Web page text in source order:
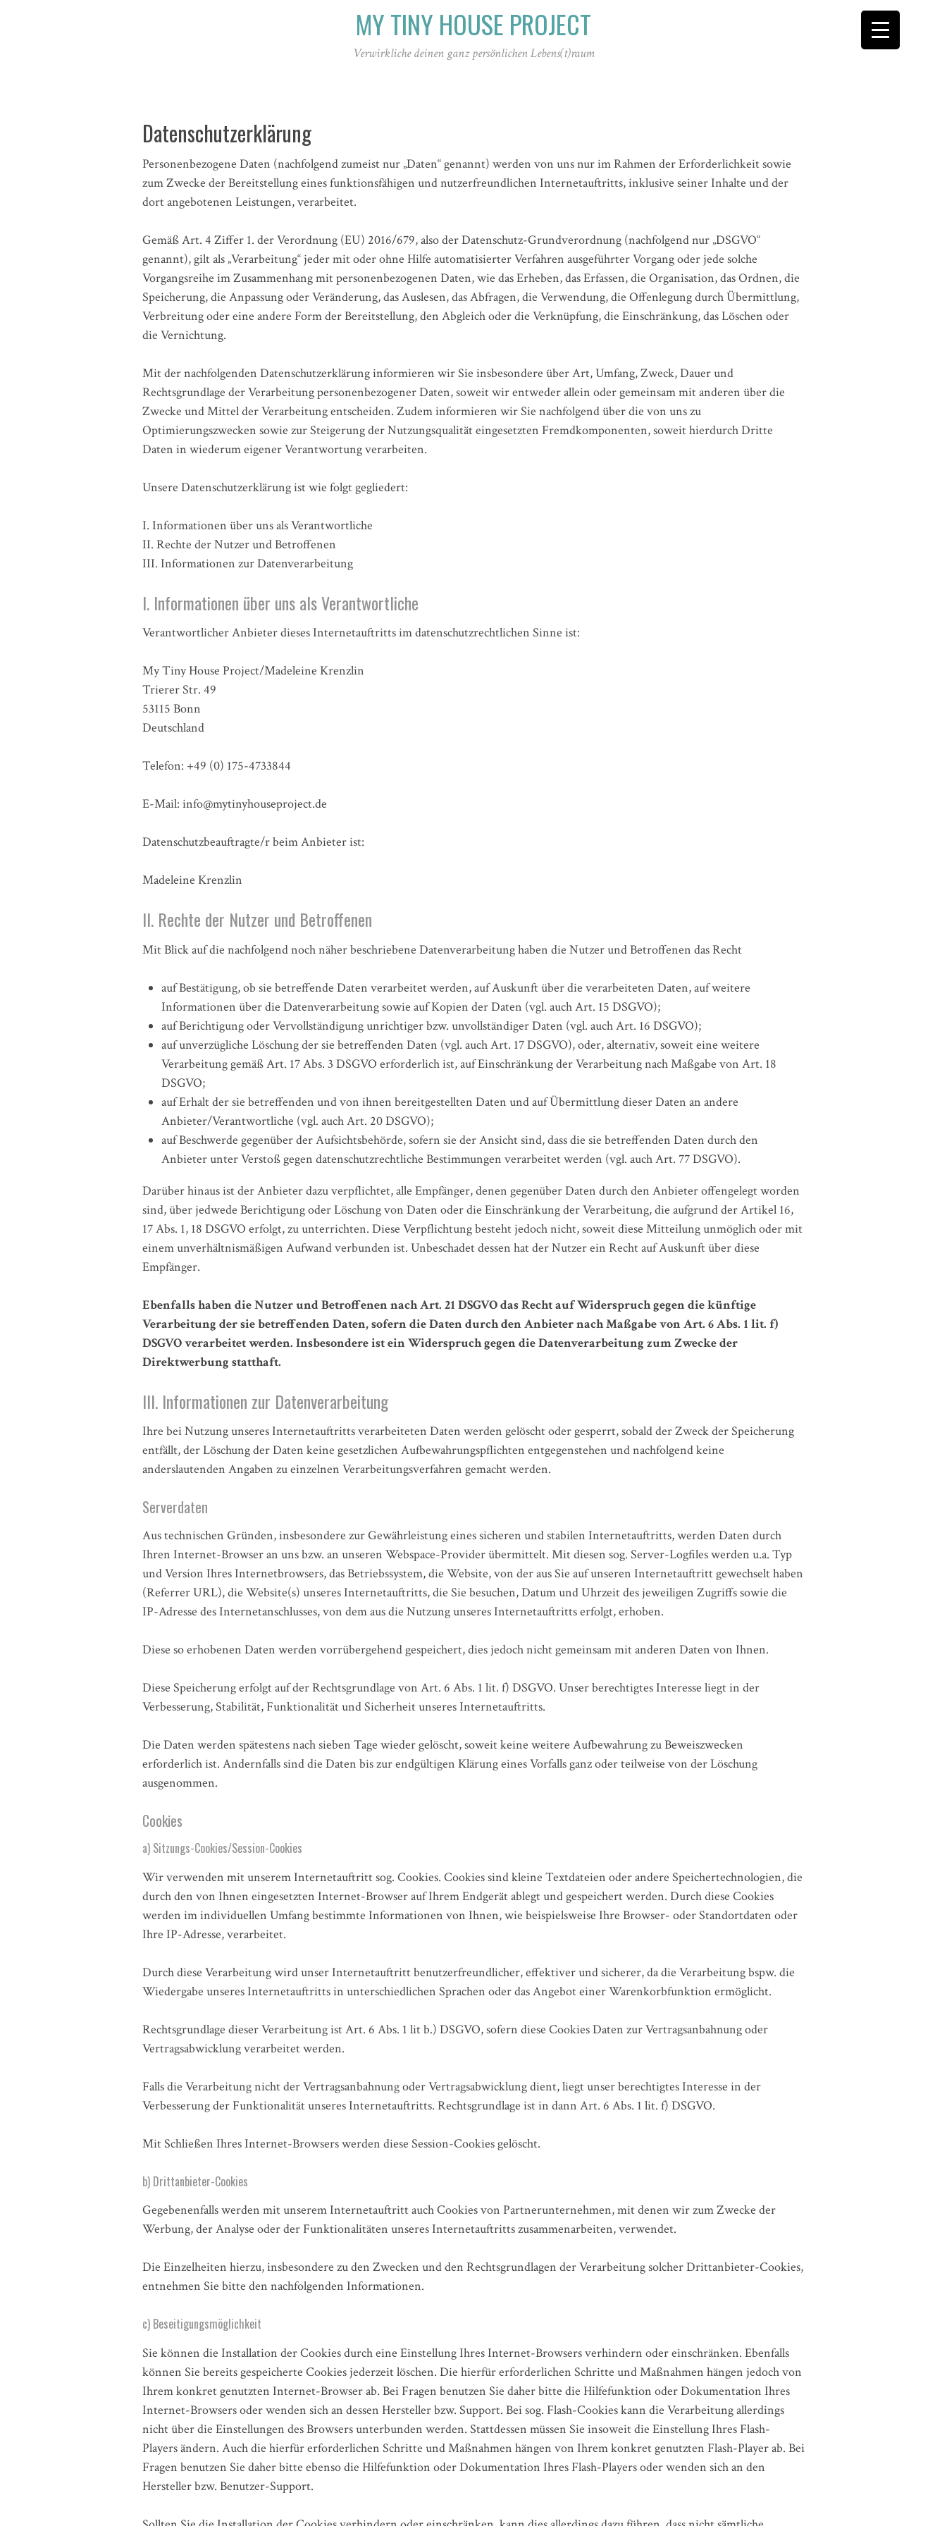
MY TINY HOUSE PROJECT
Verwirkliche deinen ganz persönlichen Lebens(t)raum
Datenschutzerklärung
Personenbezogene Daten (nachfolgend zumeist nur „Daten“ genannt) werden von uns nur im Rahmen der Erforderlichkeit sowie
zum Zwecke der Bereitstellung eines funktionsfähigen und nutzerfreundlichen Internetauftritts, inklusive seiner Inhalte und der
dort angebotenen Leistungen, verarbeitet.
Gemäß Art. 4 Ziffer 1. der Verordnung (EU) 2016/679, also der Datenschutz-Grundverordnung (nachfolgend nur „DSGVO“
genannt), gilt als „Verarbeitung“ jeder mit oder ohne Hilfe automatisierter Verfahren ausgeführter Vorgang oder jede solche
Vorgangsreihe im Zusammenhang mit personenbezogenen Daten, wie das Erheben, das Erfassen, die Organisation, das Ordnen, die
Speicherung, die Anpassung oder Veränderung, das Auslesen, das Abfragen, die Verwendung, die Offenlegung durch Übermittlung,
Verbreitung oder eine andere Form der Bereitstellung, den Abgleich oder die Verknüpfung, die Einschränkung, das Löschen oder
die Vernichtung.
Mit der nachfolgenden Datenschutzerklärung informieren wir Sie insbesondere über Art, Umfang, Zweck, Dauer und
Rechtsgrundlage der Verarbeitung personenbezogener Daten, soweit wir entweder allein oder gemeinsam mit anderen über die
Zwecke und Mittel der Verarbeitung entscheiden. Zudem informieren wir Sie nachfolgend über die von uns zu
Optimierungszwecken sowie zur Steigerung der Nutzungsqualität eingesetzten Fremdkomponenten, soweit hierdurch Dritte
Daten in wiederum eigener Verantwortung verarbeiten.
Unsere Datenschutzerklärung ist wie folgt gegliedert:
I. Informationen über uns als Verantwortliche
II. Rechte der Nutzer und Betroffenen
III. Informationen zur Datenverarbeitung
I. Informationen über uns als Verantwortliche
Verantwortlicher Anbieter dieses Internetauftritts im datenschutzrechtlichen Sinne ist:
My Tiny House Project/Madeleine Krenzlin
Trierer Str. 49
53115 Bonn
Deutschland
Telefon: +49 (0) 175-4733844
E-Mail: info@mytinyhouseproject.de
Datenschutzbeauftragte/r beim Anbieter ist:
Madeleine Krenzlin
II. Rechte der Nutzer und Betroffenen
Mit Blick auf die nachfolgend noch näher beschriebene Datenverarbeitung haben die Nutzer und Betroffenen das Recht
auf Bestätigung, ob sie betreffende Daten verarbeitet werden, auf Auskunft über die verarbeiteten Daten, auf weitere
Informationen über die Datenverarbeitung sowie auf Kopien der Daten (vgl. auch Art. 15 DSGVO);
auf Berichtigung oder Vervollständigung unrichtiger bzw. unvollständiger Daten (vgl. auch Art. 16 DSGVO);
auf unverzügliche Löschung der sie betreffenden Daten (vgl. auch Art. 17 DSGVO), oder, alternativ, soweit eine weitere
Verarbeitung gemäß Art. 17 Abs. 3 DSGVO erforderlich ist, auf Einschränkung der Verarbeitung nach Maßgabe von Art. 18
DSGVO;
auf Erhalt der sie betreffenden und von ihnen bereitgestellten Daten und auf Übermittlung dieser Daten an andere
Anbieter/Verantwortliche (vgl. auch Art. 20 DSGVO);
auf Beschwerde gegenüber der Aufsichtsbehörde, sofern sie der Ansicht sind, dass die sie betreffenden Daten durch den
Anbieter unter Verstoß gegen datenschutzrechtliche Bestimmungen verarbeitet werden (vgl. auch Art. 77 DSGVO).
Darüber hinaus ist der Anbieter dazu verpflichtet, alle Empfänger, denen gegenüber Daten durch den Anbieter offengelegt worden
sind, über jedwede Berichtigung oder Löschung von Daten oder die Einschränkung der Verarbeitung, die aufgrund der Artikel 16,
17 Abs. 1, 18 DSGVO erfolgt, zu unterrichten. Diese Verpflichtung besteht jedoch nicht, soweit diese Mitteilung unmöglich oder mit
einem unverhältnismäßigen Aufwand verbunden ist. Unbeschadet dessen hat der Nutzer ein Recht auf Auskunft über diese
Empfänger.
Ebenfalls haben die Nutzer und Betroffenen nach Art. 21 DSGVO das Recht auf Widerspruch gegen die künftige
Verarbeitung der sie betreffenden Daten, sofern die Daten durch den Anbieter nach Maßgabe von Art. 6 Abs. 1 lit. f)
DSGVO verarbeitet werden. Insbesondere ist ein Widerspruch gegen die Datenverarbeitung zum Zwecke der
Direktwerbung statthaft.
III. Informationen zur Datenverarbeitung
Ihre bei Nutzung unseres Internetauftritts verarbeiteten Daten werden gelöscht oder gesperrt, sobald der Zweck der Speicherung
entfällt, der Löschung der Daten keine gesetzlichen Aufbewahrungspflichten entgegenstehen und nachfolgend keine
anderslautenden Angaben zu einzelnen Verarbeitungsverfahren gemacht werden.
Serverdaten
Aus technischen Gründen, insbesondere zur Gewährleistung eines sicheren und stabilen Internetauftritts, werden Daten durch
Ihren Internet-Browser an uns bzw. an unseren Webspace-Provider übermittelt. Mit diesen sog. Server-Logfiles werden u.a. Typ
und Version Ihres Internetbrowsers, das Betriebssystem, die Website, von der aus Sie auf unseren Internetauftritt gewechselt haben
(Referrer URL), die Website(s) unseres Internetauftritts, die Sie besuchen, Datum und Uhrzeit des jeweiligen Zugriffs sowie die
IP-Adresse des Internetanschlusses, von dem aus die Nutzung unseres Internetauftritts erfolgt, erhoben.
Diese so erhobenen Daten werden vorrübergehend gespeichert, dies jedoch nicht gemeinsam mit anderen Daten von Ihnen.
Diese Speicherung erfolgt auf der Rechtsgrundlage von Art. 6 Abs. 1 lit. f) DSGVO. Unser berechtigtes Interesse liegt in der
Verbesserung, Stabilität, Funktionalität und Sicherheit unseres Internetauftritts.
Die Daten werden spätestens nach sieben Tage wieder gelöscht, soweit keine weitere Aufbewahrung zu Beweiszwecken
erforderlich ist. Andernfalls sind die Daten bis zur endgültigen Klärung eines Vorfalls ganz oder teilweise von der Löschung
ausgenommen.
Cookies
a) Sitzungs-Cookies/Session-Cookies
Wir verwenden mit unserem Internetauftritt sog. Cookies. Cookies sind kleine Textdateien oder andere Speichertechnologien, die
durch den von Ihnen eingesetzten Internet-Browser auf Ihrem Endgerät ablegt und gespeichert werden. Durch diese Cookies
werden im individuellen Umfang bestimmte Informationen von Ihnen, wie beispielsweise Ihre Browser- oder Standortdaten oder
Ihre IP-Adresse, verarbeitet.
Durch diese Verarbeitung wird unser Internetauftritt benutzerfreundlicher, effektiver und sicherer, da die Verarbeitung bspw. die
Wiedergabe unseres Internetauftritts in unterschiedlichen Sprachen oder das Angebot einer Warenkorbfunktion ermöglicht.
Rechtsgrundlage dieser Verarbeitung ist Art. 6 Abs. 1 lit b.) DSGVO, sofern diese Cookies Daten zur Vertragsanbahnung oder
Vertragsabwicklung verarbeitet werden.
Falls die Verarbeitung nicht der Vertragsanbahnung oder Vertragsabwicklung dient, liegt unser berechtigtes Interesse in der
Verbesserung der Funktionalität unseres Internetauftritts. Rechtsgrundlage ist in dann Art. 6 Abs. 1 lit. f) DSGVO.
Mit Schließen Ihres Internet-Browsers werden diese Session-Cookies gelöscht.
b) Drittanbieter-Cookies
Gegebenenfalls werden mit unserem Internetauftritt auch Cookies von Partnerunternehmen, mit denen wir zum Zwecke der
Werbung, der Analyse oder der Funktionalitäten unseres Internetauftritts zusammenarbeiten, verwendet.
Die Einzelheiten hierzu, insbesondere zu den Zwecken und den Rechtsgrundlagen der Verarbeitung solcher Drittanbieter-Cookies,
entnehmen Sie bitte den nachfolgenden Informationen.
c) Beseitigungsmöglichkeit
Sie können die Installation der Cookies durch eine Einstellung Ihres Internet-Browsers verhindern oder einschränken. Ebenfalls
können Sie bereits gespeicherte Cookies jederzeit löschen. Die hierfür erforderlichen Schritte und Maßnahmen hängen jedoch von
Ihrem konkret genutzten Internet-Browser ab. Bei Fragen benutzen Sie daher bitte die Hilfefunktion oder Dokumentation Ihres
Internet-Browsers oder wenden sich an dessen Hersteller bzw. Support. Bei sog. Flash-Cookies kann die Verarbeitung allerdings
nicht über die Einstellungen des Browsers unterbunden werden. Stattdessen müssen Sie insoweit die Einstellung Ihres Flash-
Players ändern. Auch die hierfür erforderlichen Schritte und Maßnahmen hängen von Ihrem konkret genutzten Flash-Player ab. Bei
Fragen benutzen Sie daher bitte ebenso die Hilfefunktion oder Dokumentation Ihres Flash-Players oder wenden sich an den
Hersteller bzw. Benutzer-Support.